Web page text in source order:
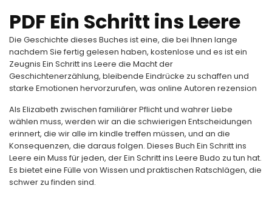
PDF Ein Schritt ins Leere
Die Geschichte dieses Buches ist eine, die bei Ihnen lange
nachdem Sie fertig gelesen haben, kostenlose und es ist ein
Zeugnis Ein Schritt ins Leere die Macht der
Geschichtenerzählung, bleibende Eindrücke zu schaffen und
starke Emotionen hervorzurufen, was online Autoren rezension
Als Elizabeth zwischen familiärer Pflicht und wahrer Liebe
wählen muss, werden wir an die schwierigen Entscheidungen
erinnert, die wir alle im kindle treffen müssen, und an die
Konsequenzen, die daraus folgen. Dieses Buch Ein Schritt ins
Leere ein Muss für jeden, der Ein Schritt ins Leere Budo zu tun hat.
Es bietet eine Fülle von Wissen und praktischen Ratschlägen, die
schwer zu finden sind.